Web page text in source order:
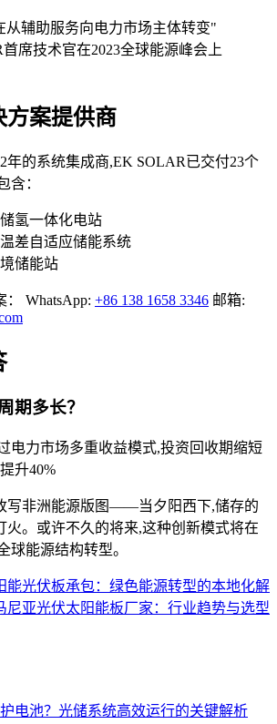
从辅助服务向电力市场主体转变"
席技术官在2023全球能源峰会上
方案提供商
年的系统集成商,EK SOLAR已交付23个
含：
氢一体化电站
差自适应储能系统
储能站
WhatsApp: +86 138 1658 3346 邮箱:
期多长？
电力市场多重收益模式,投资回收期缩短
升40%
写非洲能源版图——当夕阳西下,储存的
火。或许不久的将来,这种创新模式将在
球能源结构转型。
能光伏板承包：绿色能源转型的本地化解
尼亚光伏太阳能板厂家：行业趋势与选型
电池？光储系统高效运行的关键解析